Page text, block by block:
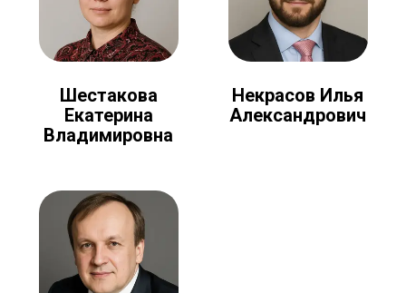
Шестакова
Екатерина
Владимировна
Некрасов Илья
Александрович